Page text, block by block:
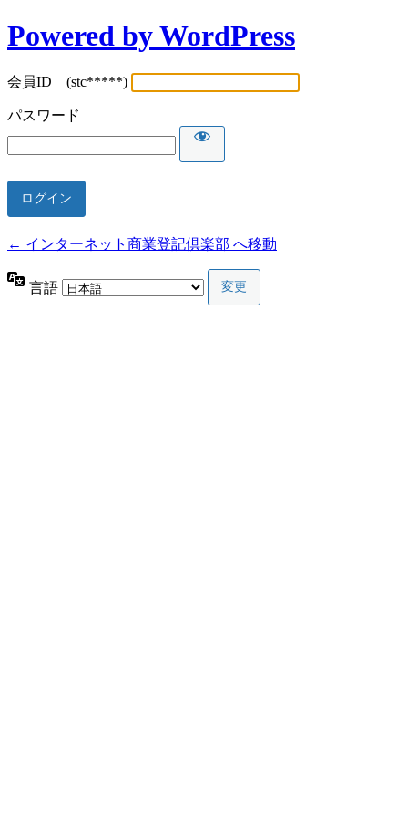
Powered by WordPress
会員ID (stc*****)
パスワード
← インターネット商業登記倶楽部 へ移動
言語